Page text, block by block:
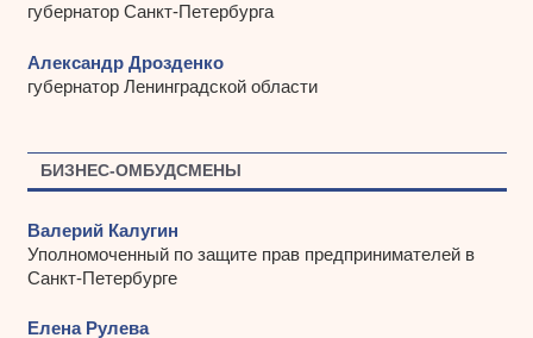
губернатор Санкт-Петербурга
Александр Дрозденко
губернатор Ленинградской области
БИЗНЕС-ОМБУДСМЕНЫ
Валерий Калугин
Уполномоченный по защите прав предпринимателей в
Санкт-Петербурге
Елена Рулева